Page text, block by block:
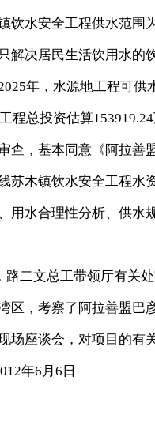
水安全工程供水范围
解决居民生活饮用水
年，水源地工程可供
程总投资估算
，基本同意《阿拉善
苏木镇饮水安全工程
用水合理性分析、供
文总工带领厅有关处
区，考察了阿拉善盟
场座谈会，对项目的
年6月6日